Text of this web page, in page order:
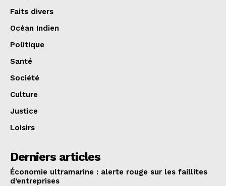
Faits divers
Océan Indien
Politique
Santé
Société
Culture
Justice
Loisirs
Derniers articles
Économie ultramarine : alerte rouge sur les faillites
d’entreprises